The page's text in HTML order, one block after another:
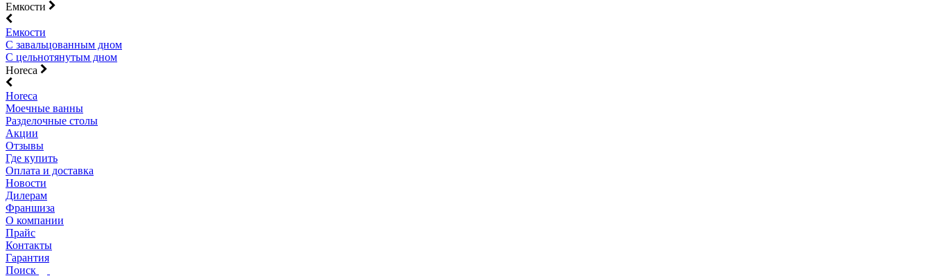
Емкости
Емкости
С завальцованным дном
С цельнотянутым дном
Horeca
Horeca
Моечные ванны
Разделочные столы
Акции
Отзывы
Где купить
Оплата и доставка
Новости
Дилерам
Франшиза
О компании
Прайс
Контакты
Гарантия
Поиск